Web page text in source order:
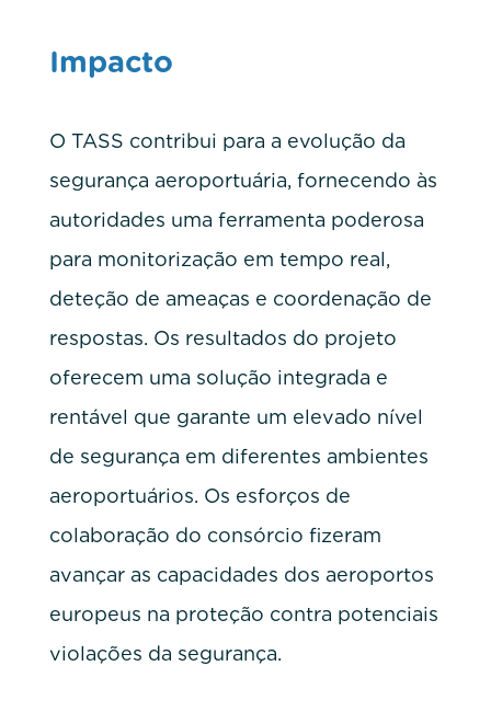
Impacto
O TASS contribui para a evolução da
segurança aeroportuária, fornecendo às
autoridades uma ferramenta poderosa
para monitorização em tempo real,
deteção de ameaças e coordenação de
respostas. Os resultados do projeto
oferecem uma solução integrada e
rentável que garante um elevado nível
de segurança em diferentes ambientes
aeroportuários. Os esforços de
colaboração do consórcio fizeram
avançar as capacidades dos aeroportos
europeus na proteção contra potenciais
violações da segurança.